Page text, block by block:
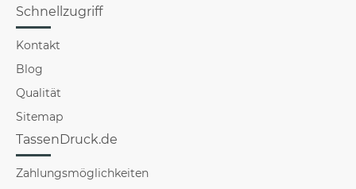
Schnellzugriff
Kontakt
Blog
Qualität
Sitemap
TassenDruck.de
Zahlungsmöglichkeiten